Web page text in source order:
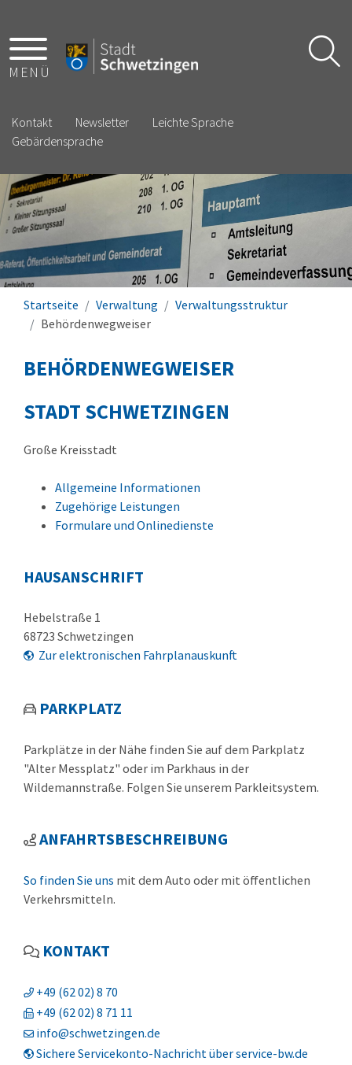
MENÜ
Kontakt Newsletter
Leichte Sprache
Gebärdensprache
Startseite Verwaltung
Verwaltungsstruktur
Behördenwegweiser
BEHÖRDENWEGWEISER
STADT SCHWETZINGEN
Große Kreisstadt
Allgemeine Informationen
Zugehörige Leistungen
Formulare und Onlinedienste
HAUSANSCHRIFT
Hebelstraße 1
68723 Schwetzingen
Zur elektronischen Fahrplanauskunft
PARKPLATZ
Parkplätze in der Nähe finden Sie auf dem Parkplatz
"Alter Messplatz" oder im Parkhaus in der
Wildemannstraße. Folgen Sie unserem Parkleitsystem.
ANFAHRTSBESCHREIBUNG
So finden Sie uns mit dem Auto oder mit öffentlichen
Verkehrsmitteln.
KONTAKT
+49 (6202) 8 70
+49 (6202) 8 71 11
info@schwetzingen.de
Sichere Servicekonto-Nachricht über service-bw.de